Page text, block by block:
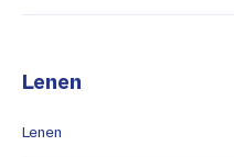
Lenen
Lenen